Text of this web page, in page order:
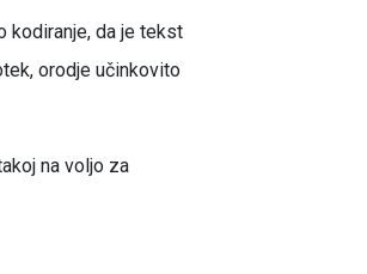
kodiranje, da je tekst
orodje učinkovito
na voljo za